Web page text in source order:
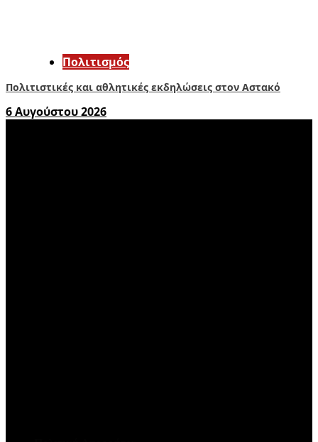
Πολιτισμός
Πολιτιστικές και αθλητικές εκδηλώσεις στον Αστακό
6 Αυγούστου 2026